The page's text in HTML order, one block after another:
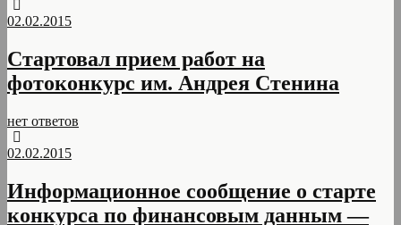
02.02.2015
Стартовал прием работ на
фотоконкурс им. Андрея Стенина
нет ответов
02.02.2015
Информационное сообщение о старте
конкурса по финансовым данным —